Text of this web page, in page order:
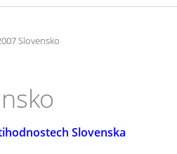
Slovensko
Slovenska